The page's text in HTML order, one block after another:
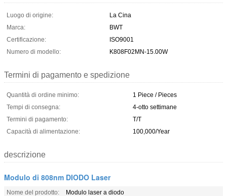
Luogo di origine:
La Cina
Marca:
BWT
Certificazione:
ISO9001
Numero di modello:
K808F02MN-15.00W
Termini di pagamento e spedizione
Quantità di ordine minimo:
1 Piece / Pieces
Tempi di consegna:
4-otto settimane
Termini di pagamento:
T/T
Capacità di alimentazione:
100,000/Year
descrizione
Modulo di 808nm DIODO Laser
Nome del prodotto:
Modulo laser a diodo